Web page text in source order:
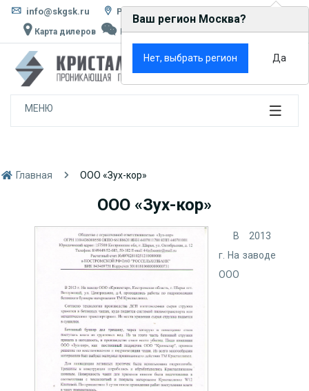
info@skgsk.ru Россия, г. Москва, ул. Кетчерская, д. 13
Карта дилеров Написать в MAX Rutube VK
0
МЕНЮ
Главная ООО «Зух-кор»
ООО «Зух-кор»
В 2013
г. На заводе
ООО
Ваш регион Москва?
Нет, выбрать регион Да